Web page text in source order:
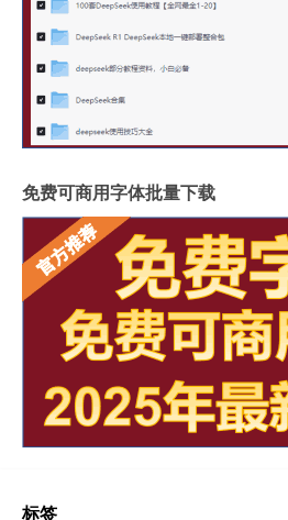
免费可商用字体批量下载
标签